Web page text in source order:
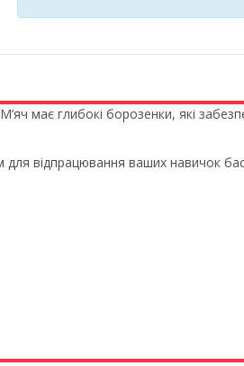
має глибокі борозенки, які
відпрацювання ваших навичок